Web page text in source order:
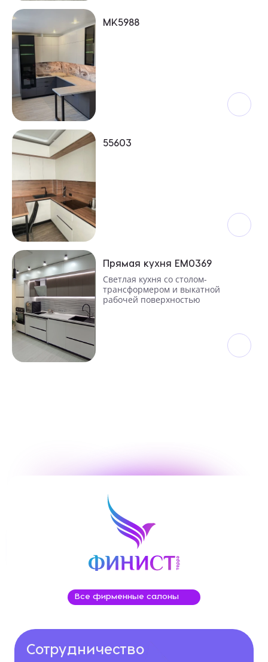
МК5988
55603
Прямая кухня ЕМ0369
Светлая кухня со столом-
трансформером и выкатной
рабочей поверхностью
Все фирменные салоны
Сотрудничество